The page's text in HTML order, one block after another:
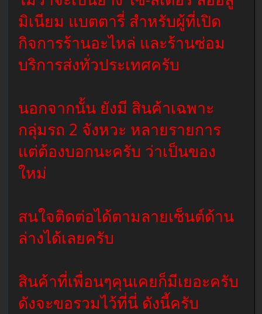
มิเนียม แบตตารี่ สำหรับผู้ที่เปิด
กิจการร้านอะไหล่ และร้านซ่อม
บริการส่งทั่วประเทศครับ
นอกจากนั้น ยังมี สินค้าเฉพาะ
กลุ่มรถ 2 จังหวะ หลายรายการ
แต่ต้องบอกนะครับ ว่าเป็นของ
ใหม่
สนใจติดต่อได้ตามลายเซ็นต์ด้าน
ล่างได้เลยครับ
สินค้าที่เพื่อนๆคุนเคยก็มีเยอะครับ
ดังจะขอรวมไว้ที่นี่ ดังนี้ครับ